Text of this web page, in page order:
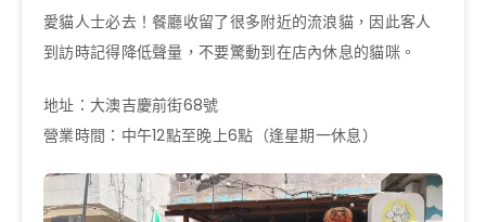
愛貓人士必去！餐廳收留了很多附近的流浪貓，因此客人
到訪時記得降低聲量，不要驚動到在店內休息的貓咪。
地址：大澳吉慶前街68號
營業時間：中午12點至晚上6點（逢星期一休息）